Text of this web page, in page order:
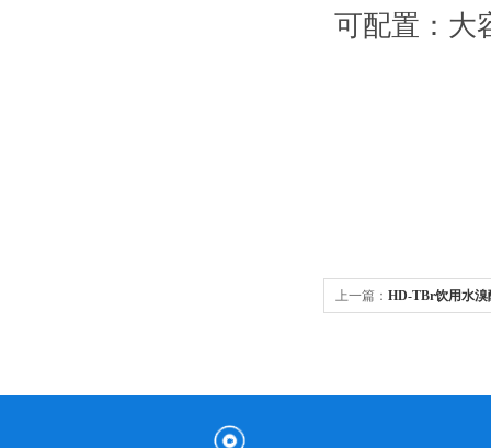
可配置：大
上一篇： HD-TBr饮用水溴